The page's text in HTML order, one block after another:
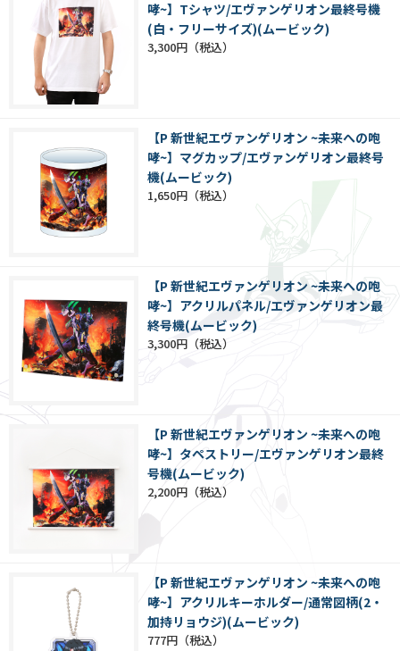
哮~】Tシャツ/エヴァンゲリオン最終号機
(白・フリーサイズ)(ムービック)
3,300円
【P 新世紀エヴァンゲリオン ~未来への咆
哮~】マグカップ/エヴァンゲリオン最終号
機(ムービック)
1,650円
【P 新世紀エヴァンゲリオン ~未来への咆
哮~】アクリルパネル/エヴァンゲリオン最
終号機(ムービック)
3,300円
【P 新世紀エヴァンゲリオン ~未来への咆
哮~】タペストリー/エヴァンゲリオン最終
号機(ムービック)
2,200円
【P 新世紀エヴァンゲリオン ~未来への咆
哮~】アクリルキーホルダー/通常図柄(2・
加持リョウジ)(ムービック)
777円